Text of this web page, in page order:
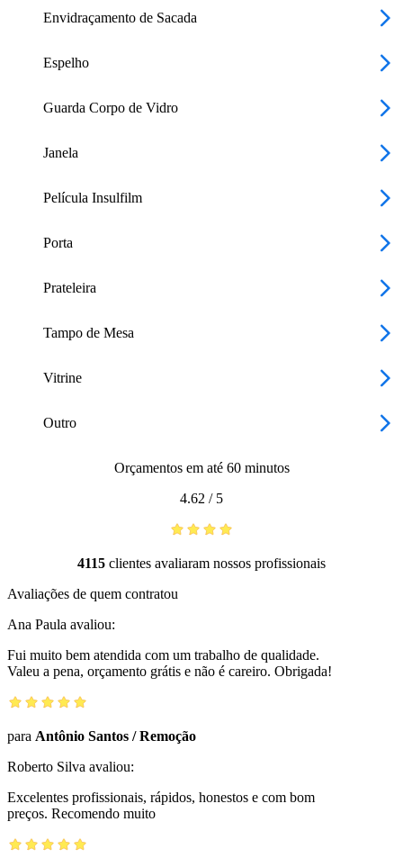
Envidraçamento de Sacada
Espelho
Guarda Corpo de Vidro
Janela
Película Insulfilm
Porta
Prateleira
Tampo de Mesa
Vitrine
Outro
Orçamentos em até 60 minutos
4.62 / 5
4115 clientes avaliaram nossos profissionais
Avaliações de quem contratou
Ana Paula avaliou:
Fui muito bem atendida com um trabalho de qualidade.
Valeu a pena, orçamento grátis e não é careiro. Obrigada!
para Antônio Santos /Remoção
Roberto Silva avaliou:
Excelentes profissionais, rápidos, honestos e com bom
preços. Recomendo muito